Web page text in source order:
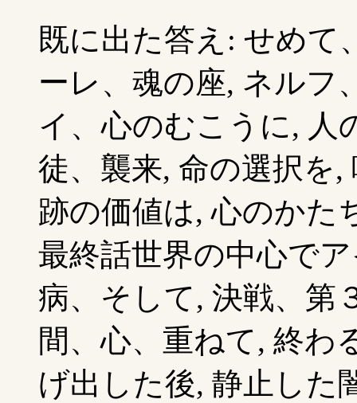
既に出た答え: せめて
ーレ、魂の座, ネルフ
イ、心のむこうに, 人
徒、襲来, 命の選択を,
跡の価値は, 心のかた
最終話世界の中心で
病、そして, 決戦、第
間、心、重ねて, 終わ
げ出した後, 静止した